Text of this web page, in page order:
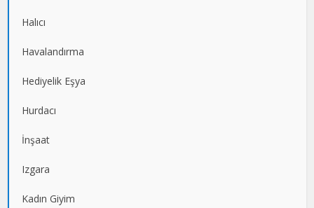
Halıcı
Havalandırma
Hediyelik Eşya
Hurdacı
İnşaat
Izgara
Kadın Giyim